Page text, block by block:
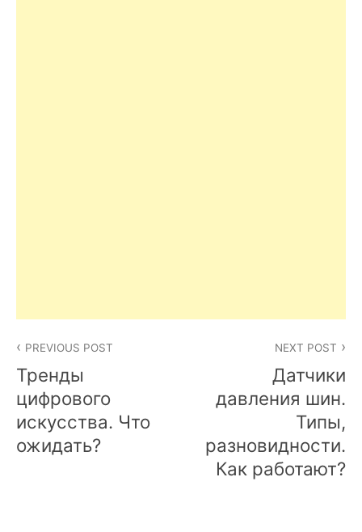
navigation
PREVIOUS POST
Тренды
цифрового
искусства. Что
ожидать?
NEXT POST
Датчики
давления шин.
Типы,
разновидности.
Как работают?